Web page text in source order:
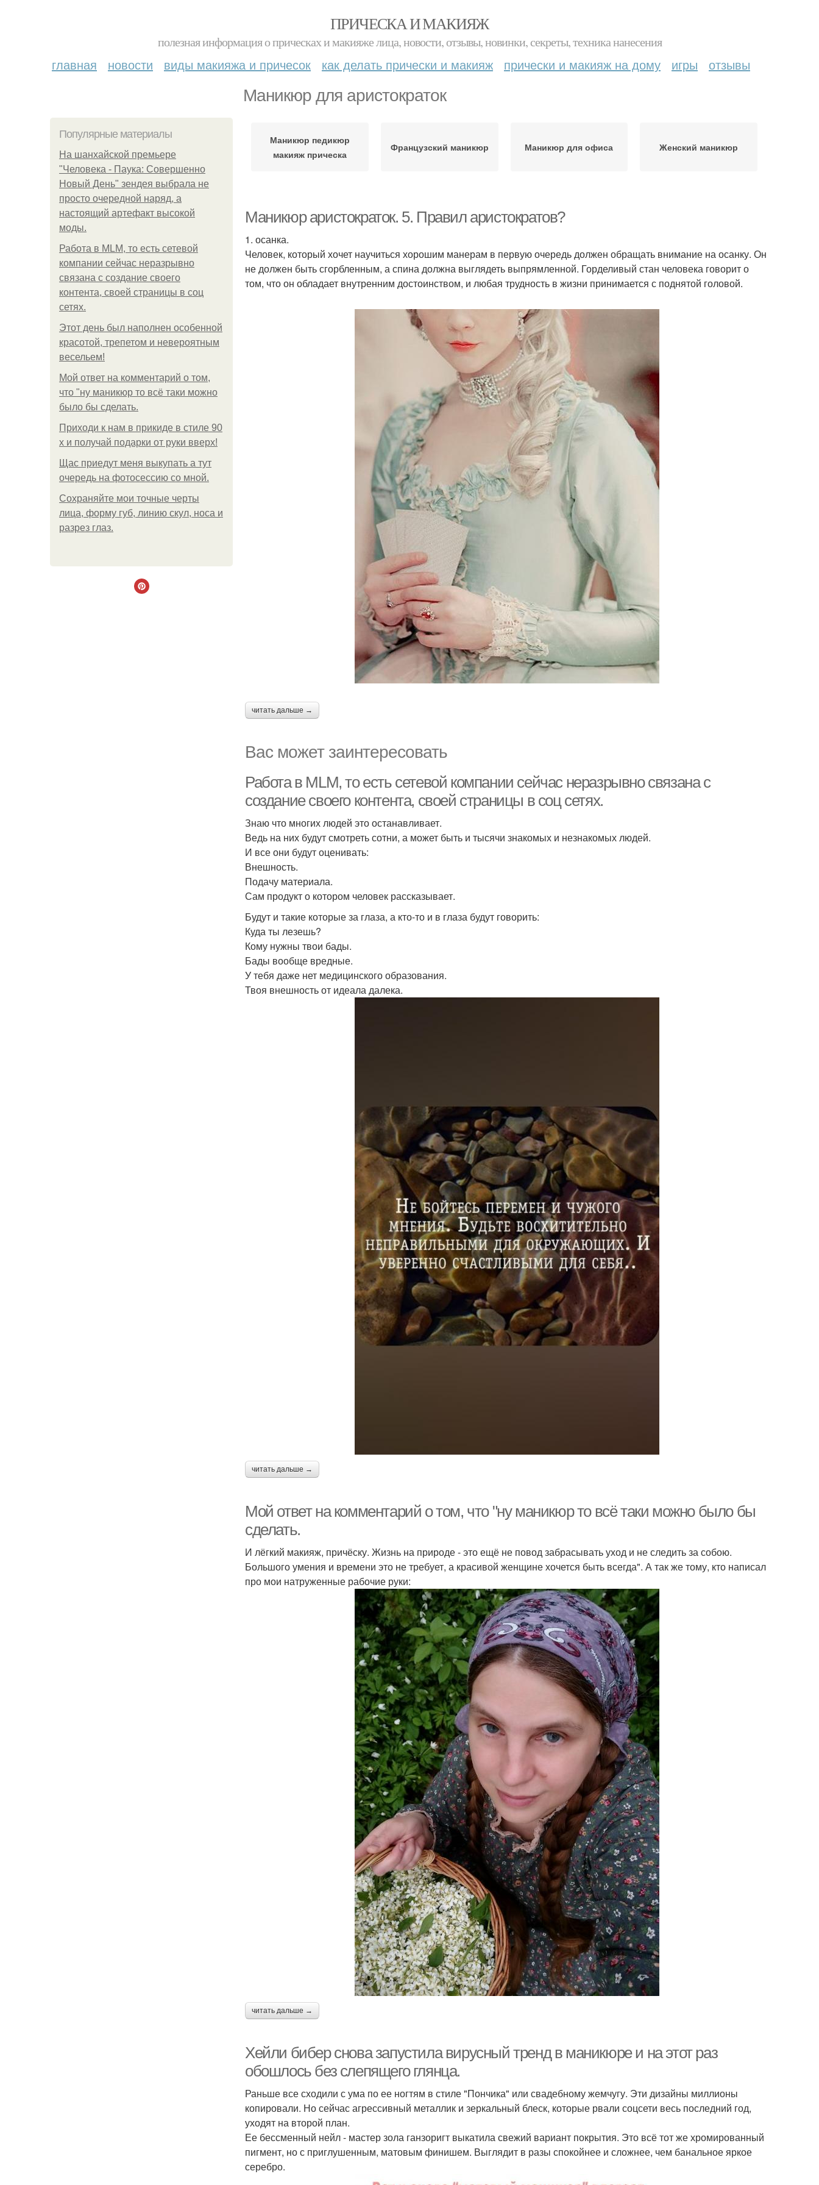
ПРИЧЕСКА И МАКИЯЖ
полезная информация о прическах и макияже лица, новости, отзывы, новинки, секреты, техника нанесения
главная новости виды макияжа и причесок как делать прически и макияж прически и макияж на дому игры отзывы
Маникюр для аристократок
Популярные материалы
На шанхайской премьере
"Человека - Паука: Совершенно
Новый День" зендея выбрала не
просто очередной наряд, а
настоящий артефакт высокой
моды.
Работа в MLM, то есть сетевой
компании сейчас неразрывно
связана с создание своего
контента, своей страницы в соц
сетях.
Этот день был наполнен особенной
красотой, трепетом и невероятным
весельем!
Мой ответ на комментарий о том,
что "ну маникюр то всё таки можно
было бы сделать.
Приходи к нам в прикиде в стиле 90
х и получай подарки от руки вверх!
Щас приедут меня выкупать а тут
очередь на фотосессию со мной.
Сохраняйте мои точные черты
лица, форму губ, линию скул, носа и
разрез глаз.
Маникюр педикюр
макияж прическа
Французский маникюр Маникюр для офиса Женский маникюр
Маникюр аристократок. 5. Правил аристократов?
1. осанка.
Человек, который хочет научиться хорошим манерам в первую очередь должен обращать внимание на осанку. Он
не должен быть сгорбленным, а спина должна выглядеть выпрямленной. Горделивый стан человека говорит о
том, что он обладает внутренним достоинством, и любая трудность в жизни принимается с поднятой головой.
читать дальше →
Вас может заинтересовать
Работа в MLM, то есть сетевой компании сейчас неразрывно связана с
создание своего контента, своей страницы в соц сетях.
Знаю что многих людей это останавливает.
Ведь на них будут смотреть сотни, а может быть и тысячи знакомых и незнакомых людей.
И все они будут оценивать:
Внешность.
Подачу материала.
Сам продукт о котором человек рассказывает.
Будут и такие которые за глаза, а кто-то и в глаза будут говорить:
Куда ты лезешь?
Кому нужны твои бады.
Бады вообще вредные.
У тебя даже нет медицинского образования.
Твоя внешность от идеала далека.
читать дальше →
Мой ответ на комментарий о том, что "ну маникюр то всё таки можно было бы
сделать.
И лёгкий макияж, причёску. Жизнь на природе - это ещё не повод забрасывать уход и не следить за собою.
Большого умения и времени это не требует, а красивой женщине хочется быть всегда". А так же тому, кто написал
про мои натруженные рабочие руки:
читать дальше →
Хейли бибер снова запустила вирусный тренд в маникюре и на этот раз
обошлось без слепящего глянца.
Раньше все сходили с ума по ее ногтям в стиле "Пончика" или свадебному жемчугу. Эти дизайны миллионы
копировали. Но сейчас агрессивный металлик и зеркальный блеск, которые рвали соцсети весь последний год,
уходят на второй план.
Ее бессменный нейл - мастер зола ганзоригт выкатила свежий вариант покрытия. Это всё тот же хромированный
пигмент, но с приглушенным, матовым финишем. Выглядит в разы спокойнее и сложнее, чем банальное яркое
серебро.